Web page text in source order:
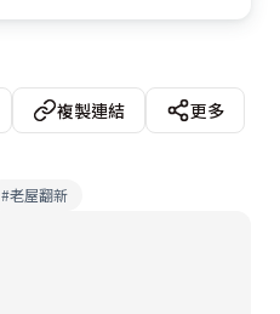
複製連結
更多
#老屋翻新